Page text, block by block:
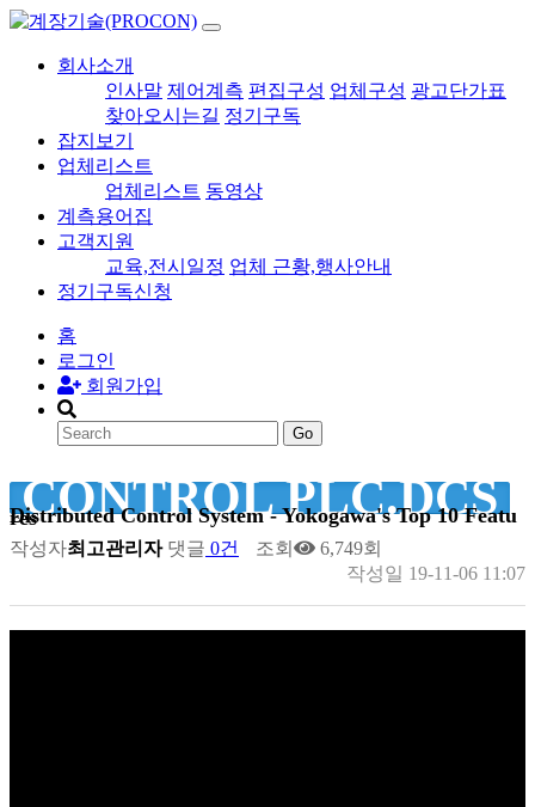
회사소개
인사말 제어계측 편집구성 업체구성 광고단가표
찾아오시는길 정기구독
잡지보기
업체리스트
업체리스트 동영상
계측용어집
고객지원
교육,전시일정 업체 근황,행사안내
정기구독신청
홈
로그인
회원가입
Go
CONTROL PLC.DCS
Distributed Control System - Yokogawa's Top 10 Features
작성자최고관리자 댓글 0건 조회
6,749회
작성일 19-11-06 11:07